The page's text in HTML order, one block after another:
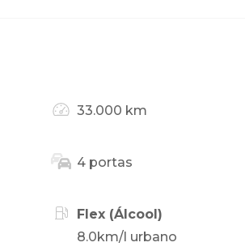
33.000 km
4 portas
Flex (Álcool)
8.0km/l urbano